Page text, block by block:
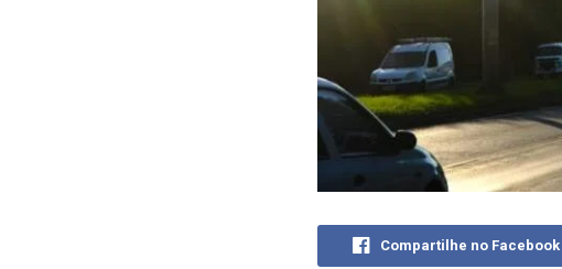
Compartilhe no Facebook